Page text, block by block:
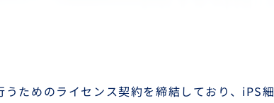
ためのライセンス契約を締結しており、iPS細